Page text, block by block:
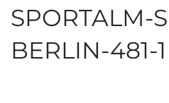
SPORTALM-
BERLIN-481-1